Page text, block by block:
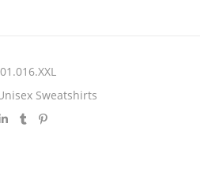
Sweatshirts